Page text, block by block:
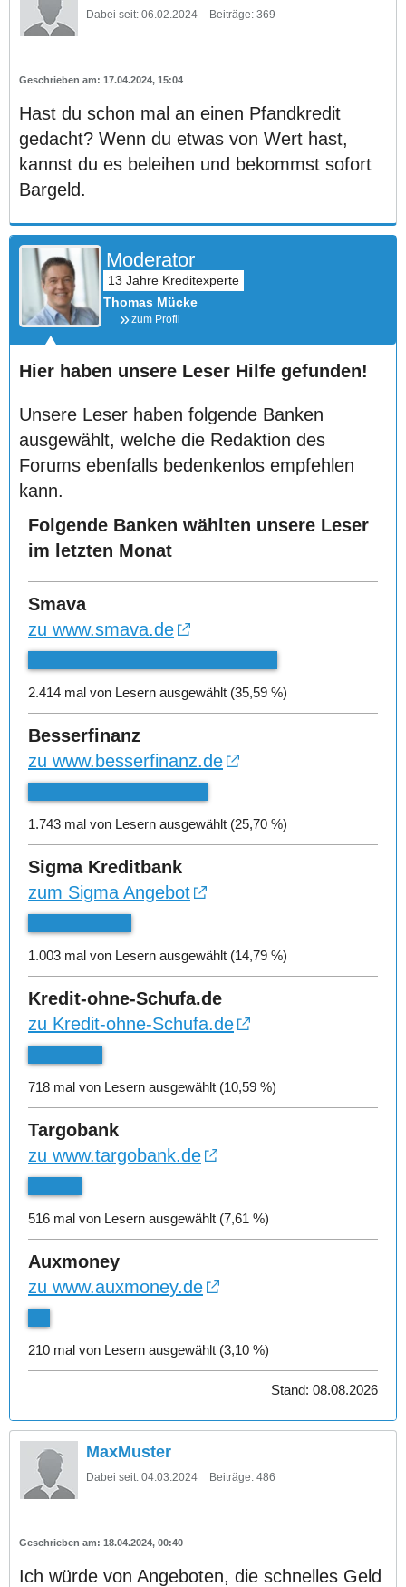
Dabei seit: 06.02.2024 Beiträge: 369
17.04.2024, 15:04
Hast du schon mal an einen Pfandkredit
gedacht? Wenn du etwas von Wert hast,
kannst du es beleihen und bekommst sofort
Bargeld.
Moderator
Thomas Mücke
zum Profil
Hier haben unsere Leser Hilfe gefunden!
Unsere Leser haben folgende Banken
ausgewählt, welche die Redaktion des
Forums ebenfalls bedenkenlos empfehlen
kann.
Folgende Banken wählten unsere Leser
im letzten Monat
Smava
zu www.smava.de
2.414 mal von Lesern ausgewählt (35,59 %)
Besserfinanz
zu www.besserfinanz.de
1.743 mal von Lesern ausgewählt (25,70 %)
Sigma Kreditbank
zum Sigma Angebot
1.003 mal von Lesern ausgewählt (14,79 %)
Kredit-ohne-Schufa.de
zu Kredit-ohne-Schufa.de
718 mal von Lesern ausgewählt (10,59 %)
Targobank
zu www.targobank.de
516 mal von Lesern ausgewählt (7,61 %)
Auxmoney
zu www.auxmoney.de
210 mal von Lesern ausgewählt (3,10 %)
Stand: 08.08.2026
MaxMuster
Dabei seit: 04.03.2024 Beiträge: 486
18.04.2024, 00:40
Ich würde von Angeboten, die schnelles Geld